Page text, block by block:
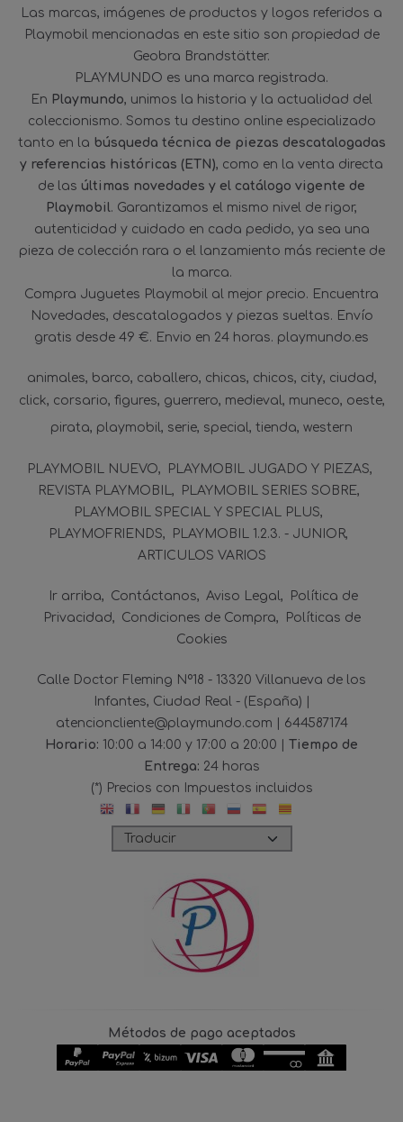
Las marcas, imágenes de productos y logos referidos a
Playmobil mencionadas en este sitio son propiedad de
Geobra Brandstätter.
PLAYMUNDO es una marca registrada.
En Playmundo, unimos la historia y la actualidad del
coleccionismo. Somos tu destino online especializado
tanto en la búsqueda técnica de piezas descatalogadas
y referencias históricas (ETN), como en la venta directa
de las últimas novedades y el catálogo vigente de
Playmobil. Garantizamos el mismo nivel de rigor,
autenticidad y cuidado en cada pedido, ya sea una
pieza de colección rara o el lanzamiento más reciente de
la marca.
Compra Juguetes Playmobil al mejor precio. Encuentra
Novedades, descatalogados y piezas sueltas. Envío
gratis desde 49 €. Envio en 24 horas. playmundo.es
animales barco caballero chicas chicos city ciudad
click corsario figures guerrero medieval muneco oeste
pirata playmobil serie special tienda western
PLAYMOBIL NUEVO
PLAYMOBIL JUGADO Y PIEZAS
REVISTA PLAYMOBIL
PLAYMOBIL SERIES SOBRE
PLAYMOBIL SPECIAL Y SPECIAL PLUS
PLAYMOFRIENDS
PLAYMOBIL 1.2.3. - JUNIOR
ARTICULOS VARIOS
Ir arriba Contáctanos Aviso Legal
Política de
Privacidad
Condiciones de Compra
Políticas de
Cookies
Calle Doctor Fleming Nº18 - 13320 Villanueva de los
Infantes, Ciudad Real - (España) |
atencioncliente@playmundo.com | 644587174
Horario: 10:00 a 14:00 y 17:00 a 20:00 | Tiempo de
Entrega: 24 horas
(*) Precios con Impuestos incluidos
Métodos de pago aceptados